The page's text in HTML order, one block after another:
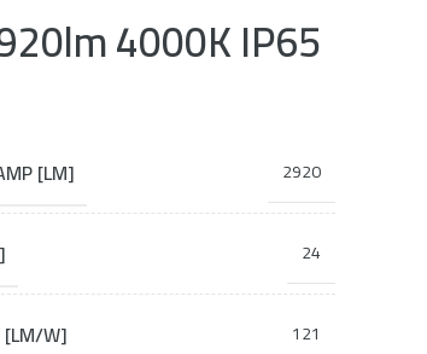
4000K IP65
[LM] 2920
24
[LM/W] 121